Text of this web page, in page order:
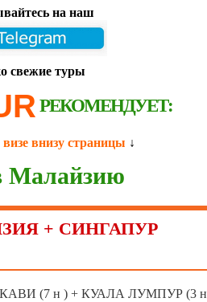
на наш
свежие туры
РЕКОМЕНДУЕТ:
внизу страницы ↓
Малайзию
+ СИНГАПУР
(7 н ) + КУАЛА ЛУМПУР (3